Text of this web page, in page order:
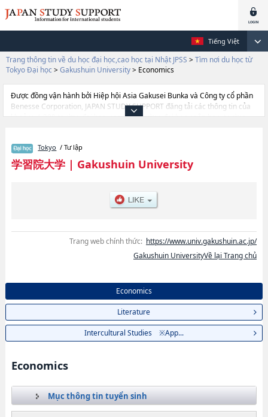
Tiếng Việt
Trang thông tin về du học đại học,cao học tại Nhật JPSS > Tìm nơi du học từ
Tokyo Đại học > Gakushuin University> Economics
Được đồng vận hành bởi Hiệp hội Asia Gakusei Bunka và Công ty cổ phần
Benesse Corporation, JAPAN STUDY SUPPORT đăng tải các thông tin của
khoảng 1.300 trường đại học, cao học, trường đại học ngắn hạn, trường
cần thiết dành cho du học sinh, như là về các Ngành
EconomicshoặcNgành LiteraturehoặcNgành Intercultural Studies
※Application for approval in progress, thông tin về từng ngành học, thông
cở sở trang thiết bị, hướng dẫn địa điểm v.v...
Tokyo / Tư lập
学習院大学| Gakushuin University
Trang web chính thức: https://www.univ.gakushuin.ac.jp/
Gakushuin UniversityVề lại Trang chủ
Economics
Literature
Intercultural Studies ※App...
Economics
Mục thông tin tuyển sinh